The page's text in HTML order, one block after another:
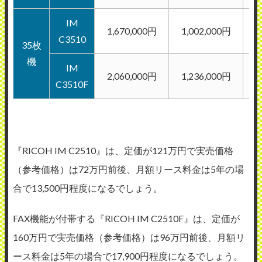
35枚
機
IM
C3510
1,670,000円 1,002,000円
IM
C3510F
2,060,000円 1,236,000円
『RICOH IM C2510』は、定価が121万円で実売価格
（参考価格）は72万円前後、月額リース料金は5年の場
合で13,500円程度になるでしょう。
FAX機能が付帯する『RICOH IM C2510F』は、定価が
160万円で実売価格（参考価格）は96万円前後、月額リ
ース料金は5年の場合で17,900円程度になるでしょう。